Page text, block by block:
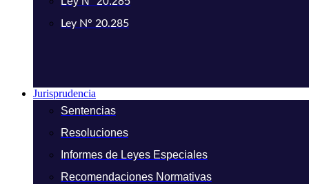
Ley N° 20.285
Jurisprudencia
Sentencias
Resoluciones
Informes de Leyes Especiales
Recomendaciones Normativas